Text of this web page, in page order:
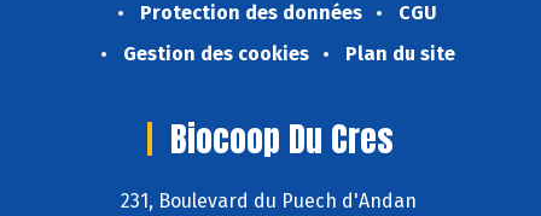
Protection des données
CGU
Gestion des cookies
Plan du site
Biocoop Du Cres
231, Boulevard du Puech d'Andan